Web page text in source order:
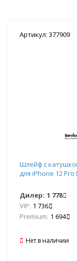
Артикул: 377909
Шлейф с
для iPhone 12
Дилер: 1 778
VIP: 1 736
Premium: 1 694
Нет в наличии